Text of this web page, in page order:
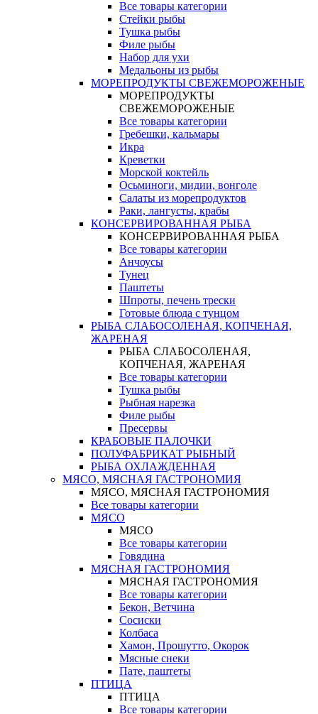
Все товары категории
Стейки рыбы
Тушка рыбы
Филе рыбы
Набор для ухи
Медальоны из рыбы
МОРЕПРОДУКТЫ СВЕЖЕМОРОЖЕНЫЕ
МОРЕПРОДУКТЫ
СВЕЖЕМОРОЖЕНЫЕ
Все товары категории
Гребешки, кальмары
Икра
Креветки
Морской коктейль
Осьминоги, мидии, вонголе
Салаты из морепродуктов
Раки, лангусты, крабы
КОНСЕРВИРОВАННАЯ РЫБА
КОНСЕРВИРОВАННАЯ РЫБА
Все товары категории
Анчоусы
Тунец
Паштеты
Шпроты, печень трески
Готовые блюда с тунцом
РЫБА СЛАБОСОЛЕНАЯ, КОПЧЕНАЯ,
ЖАРЕНАЯ
РЫБА СЛАБОСОЛЕНАЯ,
КОПЧЕНАЯ, ЖАРЕНАЯ
Все товары категории
Тушка рыбы
Рыбная нарезка
Филе рыбы
Пресервы
КРАБОВЫЕ ПАЛОЧКИ
ПОЛУФАБРИКАТ РЫБНЫЙ
РЫБА ОХЛАЖДЕННАЯ
МЯСО, МЯСНАЯ ГАСТРОНОМИЯ
МЯСО, МЯСНАЯ ГАСТРОНОМИЯ
Все товары категории
МЯСО
МЯСО
Все товары категории
Говядина
МЯСНАЯ ГАСТРОНОМИЯ
МЯСНАЯ ГАСТРОНОМИЯ
Все товары категории
Бекон, Ветчина
Сосиски
Колбаса
Хамон, Прошутто, Окорок
Мясные снеки
Пате, паштеты
ПТИЦА
ПТИЦА
Все товары категории